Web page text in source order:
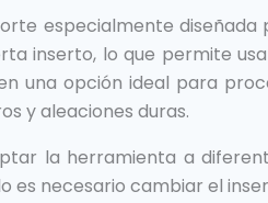
especialmente diseñada
inserto, lo que permite
una opción ideal para
y aleaciones duras.
la herramienta a
es necesario cambiar el